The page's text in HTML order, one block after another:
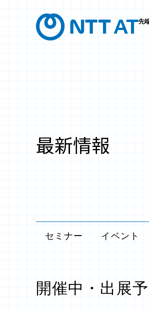
先
最新情報
セミナー イベント
開催中・出展